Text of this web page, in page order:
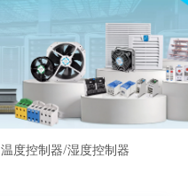
温度控制器/湿度控制器